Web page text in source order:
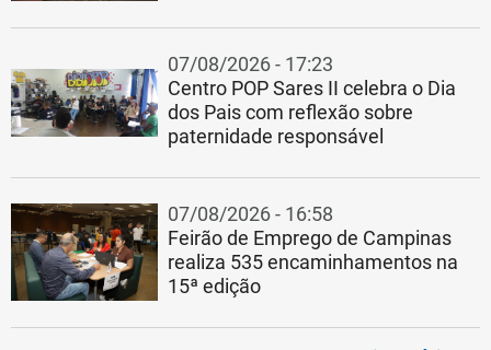
07/08/2026 - 17:23
Centro POP Sares II celebra o Dia
dos Pais com reflexão sobre
paternidade responsável
07/08/2026 - 16:58
Feirão de Emprego de Campinas
realiza 535 encaminhamentos na
15ª edição